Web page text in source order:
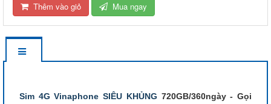
Thêm vào giỏ Mua ngay
Sim 4G Vinaphone SIÊU KHỦNG 720GB/360ngày - Gọi